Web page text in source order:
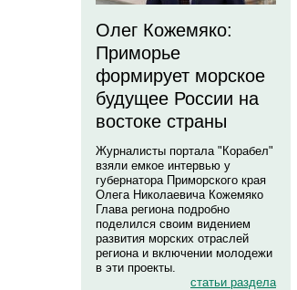
Олег Кожемяко:
Приморье
формирует морское
будущее России на
востоке страны
Журналисты портала "Корабел"
взяли емкое интервью у
губернатора Приморского края
Олега Николаевича Кожемяко
Глава региона подробно
поделился своим видением
развития морских отраслей
региона и включении молодежи
в эти проекты.
статьи раздела